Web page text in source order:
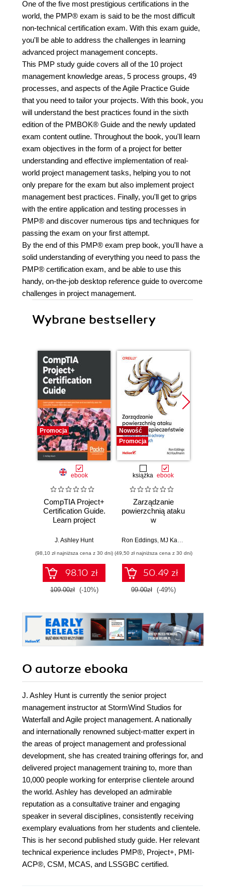
One of the five most prestigious certifications in the
world, the PMP® exam is said to be the most difficult
non-technical certification exam. With this exam guide,
you'll be able to address the challenges in learning
advanced project management concepts.
This PMP study guide covers all of the 10 project
management knowledge areas, 5 process groups, 49
processes, and aspects of the Agile Practice Guide
that you need to tailor your projects. With this book, you
will understand the best practices found in the sixth
edition of the PMBOK® Guide and the newly updated
exam content outline. Throughout the book, you'll learn
exam objectives in the form of a project for better
understanding and effective implementation of real-
world project management tasks, helping you to not
only prepare for the exam but also implement project
management best practices. Finally, you'll get to grips
with the entire application and testing processes in
PMP® and discover numerous tips and techniques for
passing the exam on your first attempt.
By the end of this PMP® exam prep book, you'll have a
solid understanding of everything you need to pass the
PMP® certification exam, and be able to use this
handy, on-the-job desktop reference guide to overcome
challenges in project management.
Wybrane bestsellery
Promocja
ebook
CompTIA Project+
Certification Guide.
Learn project
practices and
the CompTIA
Project+ PK0-004
exam
J. Ashley Hunt
(98,10 zł najniższa cena z 30 dni)
98.10 zł
109.00zł (-10%)
Nowość
Promocja
książka ebook
Zarządzanie
powierzchnią ataku
w
Strategie i techniki
cyfrowych
Ron Eddings, MJ Kaufmann
(49,50 zł najniższa cena z 30 dni)
50.49 zł
99.00zł (-49%)
O autorze ebooka
J. Ashley Hunt is currently the senior project
management instructor at StormWind Studios for
Waterfall and Agile project management. A nationally
and internationally renowned subject-matter expert in
the areas of project management and professional
development, she has created training offerings for, and
delivered project management training to, more than
10,000 people working for enterprise clientele around
the world. Ashley has developed an admirable
reputation as a consultative trainer and engaging
speaker in several disciplines, consistently receiving
exemplary evaluations from her students and clientele.
This is her second published study guide. Her relevant
technical experience includes PMP®, Project+, PMI-
ACP®, CSM, MCAS, and LSSGBC certified.